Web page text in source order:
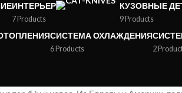
ИНТЕРЬЕР
7 Products
КУЗОВНЫЕ
9 Products
СИСТЕМА ОХЛАЖДЕНИЯ
6 Products 2